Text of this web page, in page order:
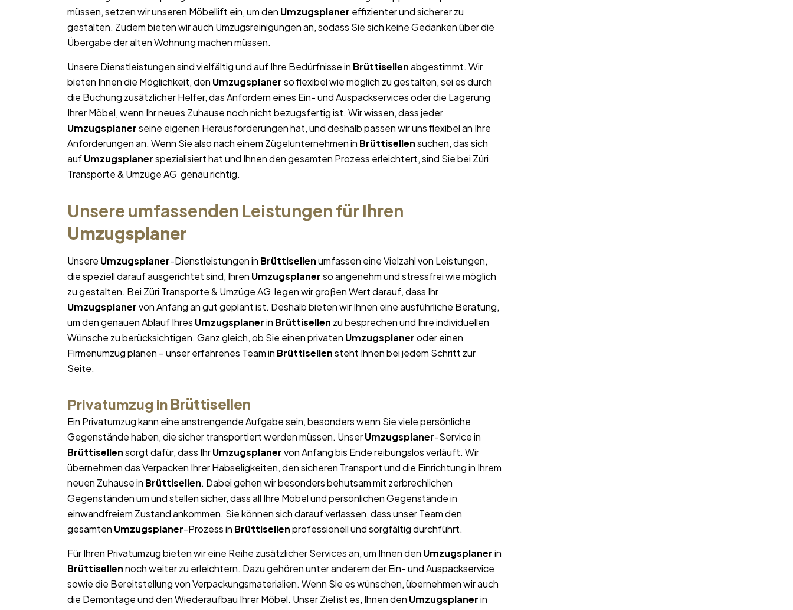
müssen, setzen wir unseren Möbellift ein, um den Umzugsplaner effizienter und sicherer zu
gestalten. Zudem bieten wir auch Umzugsreinigungen an, sodass Sie sich keine Gedanken über die
Übergabe der alten Wohnung machen müssen.
Unsere Dienstleistungen sind vielfältig und auf Ihre Bedürfnisse in Brüttisellenabgestimmt. Wir
bieten Ihnen die Möglichkeit, den Umzugsplanerso flexibel wie möglich zu gestalten, sei es durch
die Buchung zusätzlicher Helfer, das Anfordern eines Ein- und Auspackservices oder die Lagerung
Ihrer Möbel, wenn Ihr neues Zuhause noch nicht bezugsfertig ist. Wir wissen, dass jeder
Umzugsplanerseine eigenen Herausforderungen hat, und deshalb passen wir uns flexibel an Ihre
Anforderungen an. Wenn Sie also nach einem Zügelunternehmen in Brüttisellensuchen, das sich
aufUmzugsplanerspezialisiert hat und Ihnen den gesamten Prozess erleichtert, sind Sie bei Züri
Transporte & Umzüge AG genau richtig.
Unsere umfassenden Leistungen für Ihren
Umzugsplaner
Unsere Umzugsplaner-Dienstleistungen in Brüttisellenumfassen eine Vielzahl von Leistungen,
die speziell darauf ausgerichtet sind, Ihren Umzugsplanerso angenehm und stressfrei wie möglich
zu gestalten. Bei Züri Transporte & Umzüge AG legen wir großen Wert darauf, dass Ihr
Umzugsplanervon Anfang an gut geplant ist. Deshalb bieten wir Ihnen eine ausführliche Beratung,
um den genauen Ablauf Ihres Umzugsplanerin Brüttisellen zu besprechen und Ihre individuellen
Wünsche zu berücksichtigen. Ganz gleich, ob Sie einen privaten Umzugsplaneroder einen
Firmenumzug planen – unser erfahrenes Team in Brüttisellensteht Ihnen bei jedem Schritt zur
Seite.
Privatumzug in Brüttisellen
Ein Privatumzug kann eine anstrengende Aufgabe sein, besonders wenn Sie viele persönliche
Gegenstände haben, die sicher transportiert werden müssen. UnserUmzugsplaner-Service in
Brüttisellensorgt dafür, dass IhrUmzugsplanervon Anfang bis Ende reibungslos verläuft. Wir
übernehmen das Verpacken Ihrer Habseligkeiten, den sicheren Transport und die Einrichtung in Ihrem
neuen Zuhause in Brüttisellen. Dabei gehen wir besonders behutsam mit zerbrechlichen
Gegenständen um und stellen sicher, dass all Ihre Möbel und persönlichen Gegenstände in
einwandfreiem Zustand ankommen. Sie können sich darauf verlassen, dass unser Team den
gesamten Umzugsplaner-Prozess in Brüttisellenprofessionell und sorgfältig durchführt.
Für Ihren Privatumzug bieten wir eine Reihe zusätzlicher Services an, um Ihnen den Umzugsplanerin
Brüttisellennoch weiter zu erleichtern. Dazu gehören unter anderem der Ein- und Auspackservice
sowie die Bereitstellung von Verpackungsmaterialien. Wenn Sie es wünschen, übernehmen wir auch
die Demontage und den Wiederaufbau Ihrer Möbel. Unser Ziel ist es, Ihnen den Umzugsplanerin